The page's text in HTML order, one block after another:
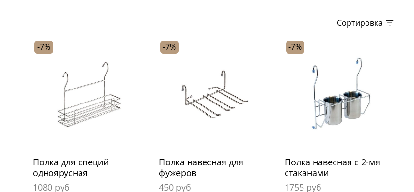
Сортировка
-7%
Полка для специй
одноярусная
1080 руб
-7%
Полка навесная для
фужеров
450 руб
-7%
Полка навесная с 2-мя
стаканами
1755 руб